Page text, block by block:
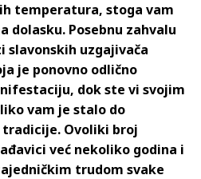
temperatura, stoga vam
dolasku. Posebnu zahvalu
slavonskih uzgajivača
je ponovno odlično
dok ste vi svojim
vam je stalo do
tradicije. Ovoliki broj
već nekoliko godina i
trudom svake